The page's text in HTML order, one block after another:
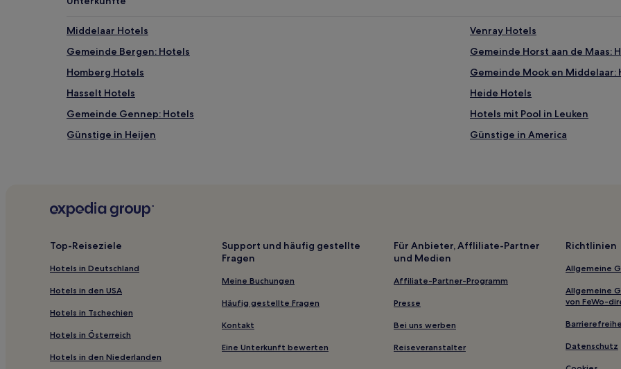
Aufenthalt
1 Übernachtung
2 Erwachsenen
gefunden
wurde.
Preise
Verfügbarkeiten
können
sich
Bedingungen
gelten.
Middelaar Hotels
Venray Hotels
Gemeinde Bergen: Hotels
Gemeinde Horst aan de Maas:
Homberg Hotels
Gemeinde Mook en Middelaar:
Hasselt Hotels
Heide Hotels
Gemeinde Gennep: Hotels
Hotels mit Pool in Leuken
Günstige in Heijen
Günstige in America
4-Sterne-Hotels in Arcen
Top-Reiseziele
Hotels in Deutschland
Hotels in den USA
Hotels in Tschechien
Hotels in Österreich
Hotels in den Niederlanden
Support und häufig gestellte
Fragen
Meine Buchungen
Häufig gestellte Fragen
Kontakt
Eine Unterkunft bewerten
Für Anbieter, Affliliate-Partner
und Medien
Affiliate-Partner-Programm
Presse
Bei uns werben
Reiseveranstalter
Richtlinien
Allgemeine
Allgemeine
von FeWo-
Datenschutz